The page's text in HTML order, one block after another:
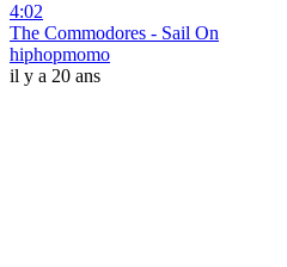
4:02
The Commodores - Sail On
hiphopmomo
il y a 20 ans